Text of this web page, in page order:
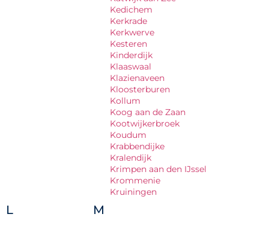
Kedichem
Kerkrade
Kerkwerve
Kesteren
Kinderdijk
Klaaswaal
Klazienaveen
Kloosterburen
Kollum
Koog aan de Zaan
Kootwijkerbroek
Koudum
Krabbendijke
Kralendijk
Krimpen aan den IJssel
Krommenie
Kruiningen
L M